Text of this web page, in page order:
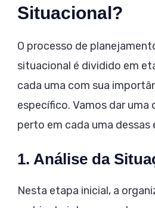
Situacional?
O processo de
situacional é dividido em
cada uma com sua
específico. Vamos dar uma
perto em cada uma dessas
1. Análise da
Nesta etapa inicial, a